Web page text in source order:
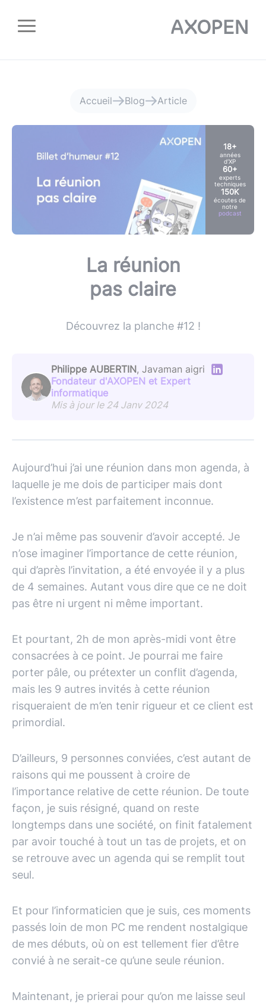
Accueil Blog Article
18+
années
d'XP
60+
experts
techniques
150K
écoutes de
notre
podcast
La réunion
pas claire
Découvrez la planche #12 !
Philippe AUBERTIN, Javaman aigri
Fondateur d'AXOPEN et Expert
informatique
Mis à jour le 24 Janv 2024
Aujourd’hui j’ai une réunion dans mon agenda, à
laquelle je me dois de participer mais dont
l’existence m’est parfaitement inconnue.
Je n’ai même pas souvenir d’avoir accepté. Je
n’ose imaginer l’importance de cette réunion,
qui d’après l’invitation, a été envoyée il y a plus
de 4 semaines. Autant vous dire que ce ne doit
pas être ni urgent ni même important.
Et pourtant, 2h de mon après-midi vont être
consacrées à ce point. Je pourrai me faire
porter pâle, ou prétexter un conflit d’agenda,
mais les 9 autres invités à cette réunion
risqueraient de m’en tenir rigueur et ce client est
primordial.
D’ailleurs, 9 personnes conviées, c’est autant de
raisons qui me poussent à croire de
l’importance relative de cette réunion. De toute
façon, je suis résigné, quand on reste
longtemps dans une société, on finit fatalement
par avoir touché à tout un tas de projets, et on
se retrouve avec un agenda qui se remplit tout
seul.
Et pour l’informaticien que je suis, ces moments
passés loin de mon PC me rendent nostalgique
de mes débuts, où on est tellement fier d’être
convié à ne serait-ce qu’une seule réunion.
Maintenant, je prierai pour qu’on me laisse seul